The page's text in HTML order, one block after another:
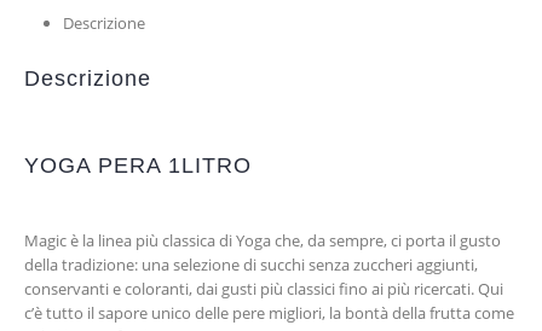
Descrizione
Descrizione
YOGA PERA 1LITRO
Magic è la linea più classica di Yoga che, da sempre, ci porta il gusto
della tradizione: una selezione di succhi senza zuccheri aggiunti,
conservanti e coloranti, dai gusti più classici fino ai più ricercati. Qui
c’è tutto il sapore unico delle pere migliori, la bontà della frutta come